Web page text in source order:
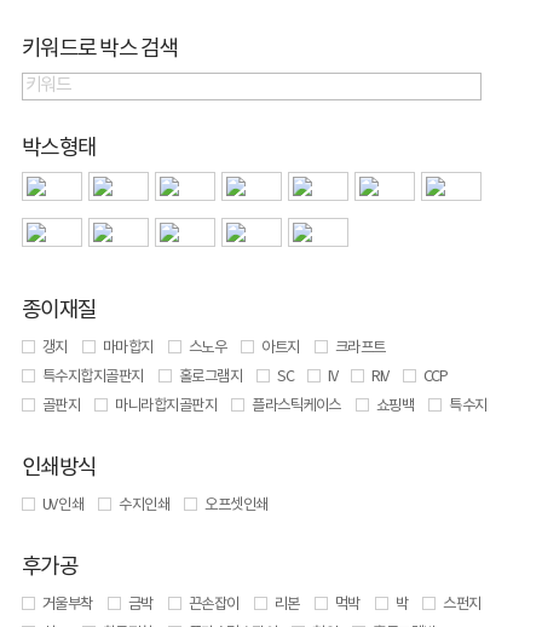
키워드로 박스 검색
박스형태
종이재질
갱지 마마합지 스노우 아트지
크라프트
특수지합지골판지
홀로그램지 SC IV RIV
CCP
골판지
마니라합지골판지 플라스틱케이스 쇼핑백 특수지
인쇄방식
UV 인쇄 수지인쇄 오프셋인쇄
후가공
거울부착 금박 끈손잡이 리본 먹박 박
스펀지